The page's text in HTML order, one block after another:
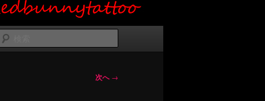
索
次へ→